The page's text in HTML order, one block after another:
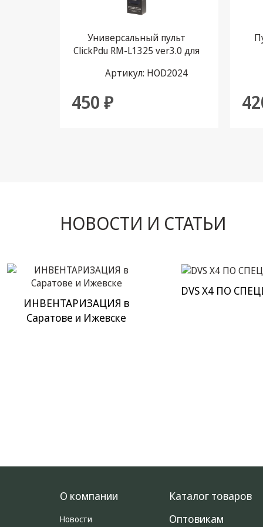
Электрика
Светотехника
техника
Универсальный пульт
ClickPdu RM-L1325 ver3.0 для
Doffler
Артикул: HOD2024
450 ₽
НОВОСТИ И СТАТЬИ
ИНВЕНТАРИЗАЦИЯ в
Саратове и Ижевске
DVS X4 ПО
О компании
Новости
Каталог товаров
Оптовикам